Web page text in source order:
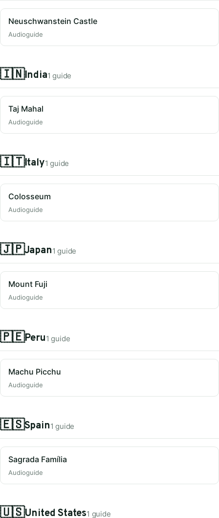
Neuschwanstein Castle
Audioguide
🇮🇳India1 guide
Taj Mahal
Audioguide
🇮🇹Italy1 guide
Colosseum
Audioguide
🇯🇵Japan1 guide
Mount Fuji
Audioguide
🇵🇪Peru1 guide
Machu Picchu
Audioguide
🇪🇸Spain1 guide
Sagrada Família
Audioguide
🇺🇸United States1 guide